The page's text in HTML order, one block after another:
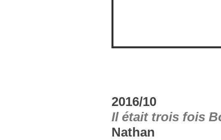
2016/10
Il était trois fois
Nathan